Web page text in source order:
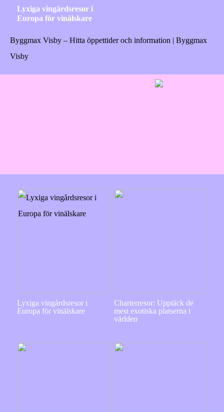
Lyxiga vingårdsresor i
Europa för vinälskare
Byggmax Visby – Hitta öppettider och information | Byggmax
Visby
Lyxiga vingårdsresor i
Europa för vinälskare
Charterresor: Upptäck de
mest exotiska platserna i
världen